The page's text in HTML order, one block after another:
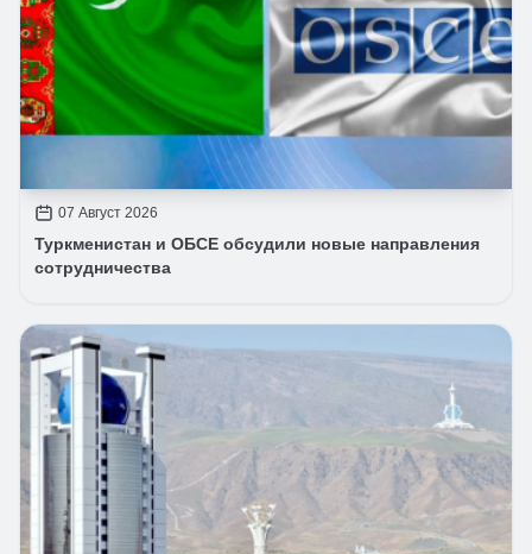
07 Август 2026
Туркменистан и ОБСЕ обсудили новые направления
сотрудничества